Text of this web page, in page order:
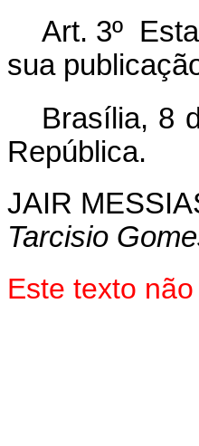
Art. 3º
sua
Brasília, 8
República.
JAIR
Tarcisio
Este texto